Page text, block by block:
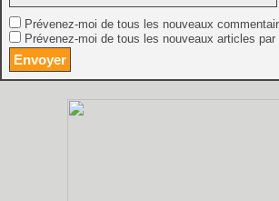
Prévenez-moi de tous les nouveaux
Prévenez-moi de tous les nouveaux articles par